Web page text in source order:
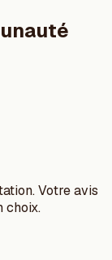
Votre avis
choix.